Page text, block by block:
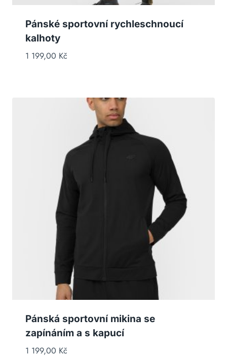
Pánské sportovní rychleschnoucí
kalhoty
1 199,00 Kč
Pánská sportovní mikina se
zapínáním a s kapucí
1 199,00 Kč